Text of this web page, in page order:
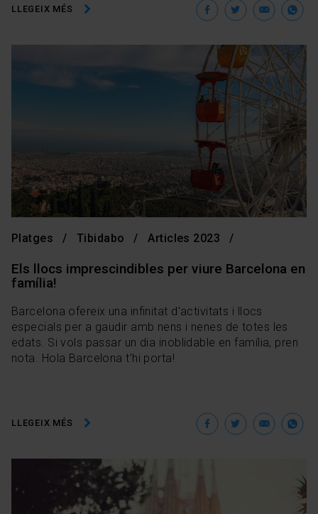
LLEGEIX MÉS Facebook
Twitter
Platges Tibidabo Articles 2023
Els llocs imprescindibles per viure Barcelona en
família!
Barcelona ofereix una infinitat d'activitats i llocs
especials per a gaudir amb nens i nenes de totes les
edats. Si vols passar un dia inoblidable en família, pren
nota. Hola Barcelona t’hi porta!
LLEGEIX MÉS Facebook
Twitter